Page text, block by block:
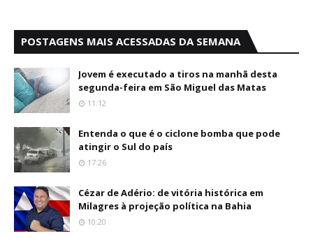
POSTAGENS MAIS ACESSADAS DA SEMANA
Jovem é executado a tiros na manhã desta
segunda-feira em São Miguel das Matas
11:12
Entenda o que é o ciclone bomba que pode
atingir o Sul do país
17:26
Cézar de Adério: de vitória histórica em
Milagres à projeção política na Bahia
10:20